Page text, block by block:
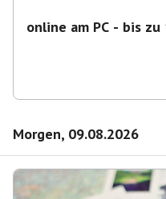
online am PC - bis
Morgen, 09.08.2026